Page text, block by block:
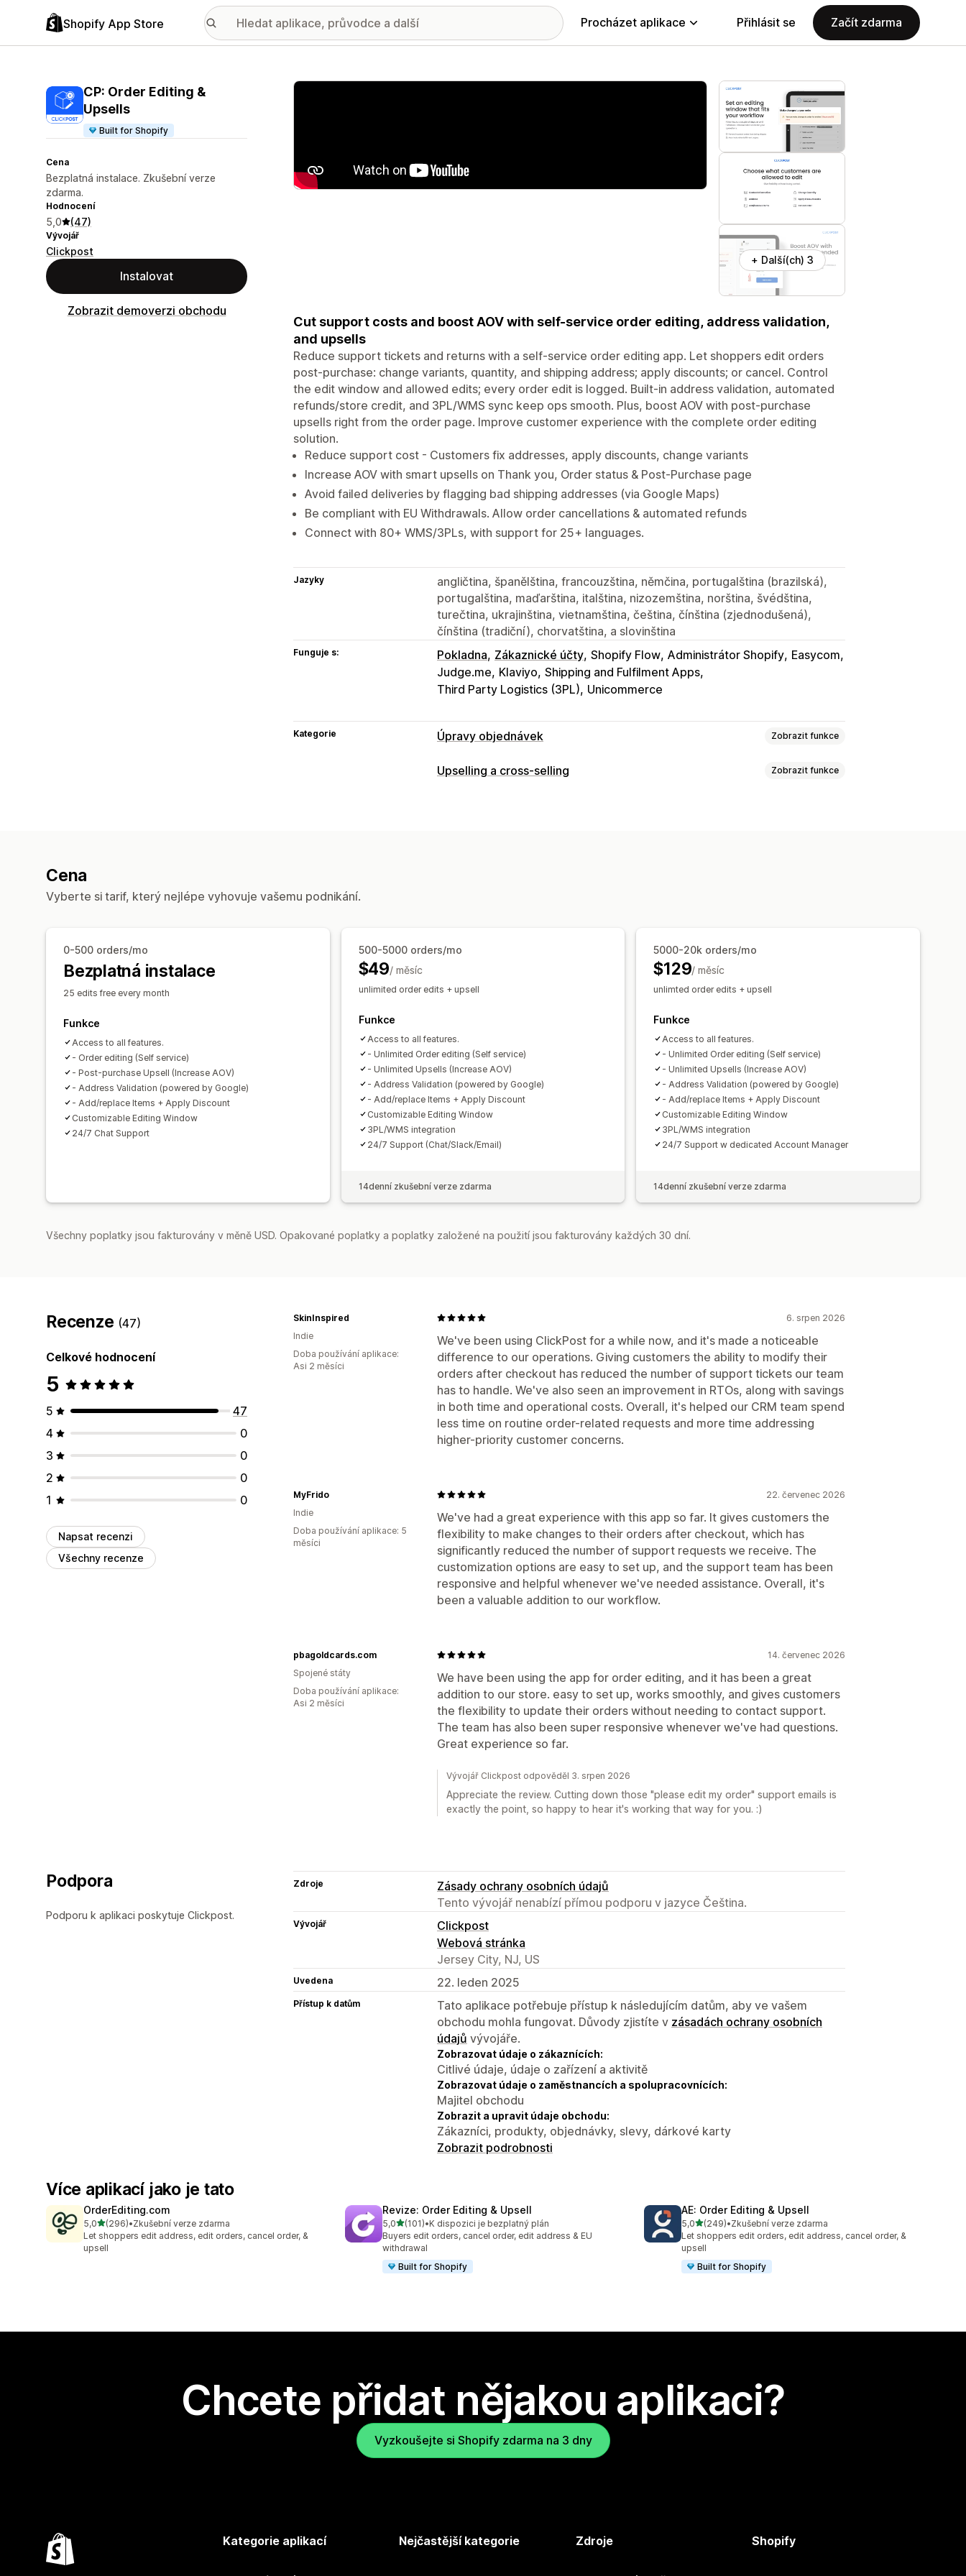
Shopify App Store Procházet aplikace Přihlásit se Začít zdarma
CP: Order Editing &
Upsells
Built for Shopify
Cena
Bezplatná instalace. Zkušební verze
zdarma.
Hodnocení
5,0 (47)
Vývojář
Clickpost
Instalovat
Zobrazit demoverzi obchodu
Galerie propagovaných obrázků
+ Další(ch) 3
Cut support costs and boost AOV with self-service order editing, address validation,
and upsells
Reduce support tickets and returns with a self-service order editing app. Let shoppers edit orders
post-purchase: change variants, quantity, and shipping address; apply discounts; or cancel. Control
the edit window and allowed edits; every order edit is logged. Built-in address validation, automated
refunds/store credit, and 3PL/WMS sync keep ops smooth. Plus, boost AOV with post-purchase
upsells right from the order page. Improve customer experience with the complete order editing
solution.
Reduce support cost - Customers fix addresses, apply discounts, change variants
Increase AOV with smart upsells on Thank you, Order status & Post-Purchase page
Avoid failed deliveries by flagging bad shipping addresses (via Google Maps)
Be compliant with EU Withdrawals. Allow order cancellations & automated refunds
Connect with 80+ WMS/3PLs, with support for 25+ languages.
Jazyky
angličtina, španělština, francouzština, němčina, portugalština (brazilská),
portugalština, maďarština, italština, nizozemština, norština, švédština,
turečtina, ukrajinština, vietnamština, čeština, čínština (zjednodušená),
čínština (tradiční), chorvatština, a slovinština
Funguje s: Pokladna Zákaznické účty Shopify Flow Administrátor Shopify Easycom
Judge.me Klaviyo Shipping and Fulfilment Apps
Third Party Logistics (3PL) Unicommerce
Kategorie Úpravy objednávek Zobrazit funkce
Aktualizace objednávek
Upselling a cross-selling Zobrazit funkce
Analytika
Výkonnost trychtýře
Cena
Vyberte si tarif, který nejlépe vyhovuje vašemu podnikání.
0-500 orders/mo
Bezplatná instalace
25 edits free every month
Funkce
Access to all features.
- Order editing (Self service)
- Post-purchase Upsell (Increase AOV)
- Address Validation (powered by Google)
- Add/replace Items + Apply Discount
Customizable Editing Window
24/7 Chat Support
500-5000 orders/mo
$49/ měsíc
unlimited order edits + upsell
Funkce
Access to all features.
- Unlimited Order editing (Self service)
- Unlimited Upsells (Increase AOV)
- Address Validation (powered by Google)
- Add/replace Items + Apply Discount
Customizable Editing Window
3PL/WMS integration
24/7 Support (Chat/Slack/Email)
14denní zkušební verze zdarma
5000-20k orders/mo
$129/ měsíc
unlimted order edits + upsell
Funkce
Access to all features.
- Unlimited Order editing (Self service)
- Unlimited Upsells (Increase AOV)
- Address Validation (powered by Google)
- Add/replace Items + Apply Discount
Customizable Editing Window
3PL/WMS integration
24/7 Support w dedicated Account Manager
14denní zkušební verze zdarma
Všechny poplatky jsou fakturovány v měně USD. Opakované poplatky a poplatky založené na použití jsou fakturovány každých 30 dní.
Recenze (47)
Celkové hodnocení
5
5
47
4
0
3
0
2
0
1
0
Napsat recenzi
Všechny recenze
6. srpen 2026
We've been using ClickPost for a while now, and it's made a noticeable
difference to our operations. Giving customers the ability to modify their
orders after checkout has reduced the number of support tickets our team
has to handle. We've also seen an improvement in RTOs, along with savings
in both time and operational costs. Overall, it's helped our CRM team spend
less time on routine order-related requests and more time addressing
higher-priority customer concerns.
SkinInspired
Indie
Doba používání aplikace:
Asi 2 měsíci
22. červenec 2026
We've had a great experience with this app so far. It gives customers the
flexibility to make changes to their orders after checkout, which has
significantly reduced the number of support requests we receive. The
customization options are easy to set up, and the support team has been
responsive and helpful whenever we've needed assistance. Overall, it's
been a valuable addition to our workflow.
MyFrido
Indie
Doba používání aplikace: 5
měsíci
14. červenec 2026
We have been using the app for order editing, and it has been a great
addition to our store. easy to set up, works smoothly, and gives customers
the flexibility to update their orders without needing to contact support.
The team has also been super responsive whenever we've had questions.
Great experience so far.
pbagoldcards.com
Spojené státy
Doba používání aplikace:
Asi 2 měsíci
Vývojář Clickpost odpověděl 3. srpen 2026
Appreciate the review. Cutting down those "please edit my order" support emails is
exactly the point, so happy to hear it's working that way for you. :)
Podpora
Podporu k aplikaci poskytuje Clickpost.
Zdroje
Zásady ochrany osobních údajů
Tento vývojář nenabízí přímou podporu v jazyce Čeština.
Vývojář
Clickpost
Webová stránka
Jersey City, NJ, US
Uvedena 22. leden 2025
Přístup k datům
Tato aplikace potřebuje přístup k následujícím datům, aby ve vašem
obchodu mohla fungovat. Důvody zjistíte v zásadách ochrany osobních
údajů vývojáře.
Zobrazovat údaje o zákaznících:
Citlivé údaje, údaje o zařízení a aktivitě
Zobrazovat údaje o zaměstnancích a spolupracovnících:
Majitel obchodu
Zobrazit a upravit údaje obchodu:
Zákazníci, produkty, objednávky, slevy, dárkové karty
Zobrazit podrobnosti
Více aplikací jako je tato
OrderEditing.com
5,0z 5 hvězd
(296)
Celkový počet recenzí: 296
•Zkušební verze zdarma
Let shoppers edit address, edit orders, cancel order, &
upsell
Revize: Order Editing & Upsell
5,0z 5 hvězd
(101)
Celkový počet recenzí: 101
•K dispozici je bezplatný plán
Buyers edit orders, cancel order, edit address & EU
withdrawal
Built for Shopify
AE: Order Editing & Upsell
5,0z 5 hvězd
(249)
Celkový počet recenzí: 249
•Zkušební verze zdarma
Let shoppers edit orders, edit address, cancel order, &
upsell
Built for Shopify
Chcete přidat nějakou aplikaci?
Vyzkoušejte si Shopify zdarma na 3 dny
Kategorie aplikací Nejčastější kategorie Zdroje Shopify